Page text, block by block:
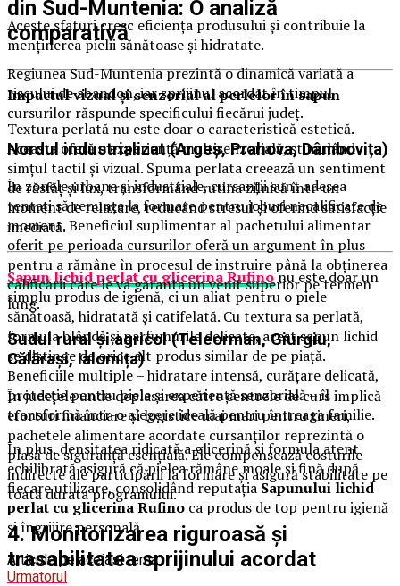
Aceste sfaturi cresc eficiența produsului și contribuie la
menținerea pielii sănătoase și hidratate.
Impactul vizual și senzorial al perlelor în sapun
Textura perlată nu este doar o caracteristică estetică.
Aceasta oferă o experiență multisenzorială, stimulând
simțul tactil și vizual. Spuma perlata creează un sentiment
de răsfăț și lux, transformând rutina zilnică într-un
moment de relaxare, reducând stresul și oferind satisfacție
imediată.
Sapun lichid perlat cu glicerina Rufinonu este doar un
simplu produs de igienă, ci un aliat pentru o piele
sănătoasă, hidratată și catifelată. Cu textura sa perlată,
formula blândă și parfumurile delicate, acest sapun lichid
se distinge de orice alt produs similar de pe piață.
Beneficiile multiple – hidratare intensă, curățare delicată,
protecție pentru piele și experiență senzorială – îl
transformă într-o alegere ideală pentru întreaga familie.
În plus, densitatea ridicată a glicerină și formula atent
echilibrată asigură că pielea rămâne moale și fină după
fiecare utilizare, consolidând reputația Sapunului lichid
perlat cu glicerina Rufino ca produs de top pentru igienă
și îngrijire personală.
Articole pe aceiasi tema:
Urmatorul
din Sud-Muntenia: O analiză
comparativă
Regiunea Sud-Muntenia prezintă o dinamică variată a
riscului de abandon, iar sprijinul acordat în timpul
cursurilor răspunde specificului fiecărui județ.
Nordul industrializat (Argeș, Prahova, Dâmbovița)
În zonele urbane și industriale, cursanții sunt adesea
tentați să renunțe la formare pentru joburi necalificate de
moment. Beneficiul suplimentar al pachetului alimentar
oferit pe perioada cursurilor oferă un argument în plus
pentru a rămâne în procesul de instruire până la obținerea
calificării care le va garanta un venit superior pe termen
lung.
Sudul rural și agricol (Teleorman, Giurgiu,
Călărași, Ialomița)
În județele unde deplasarea către centrele de curs implică
eforturi financiare și logistice mai mari pentru tineri,
pachetele alimentare acordate cursanților reprezintă o
plasă de siguranță esențială. Ele compensează costurile
indirecte ale participării la formare și asigură stabilitate pe
toată durata programului.
4. Monitorizarea riguroasă și
trasabilitatea sprijinului acordat